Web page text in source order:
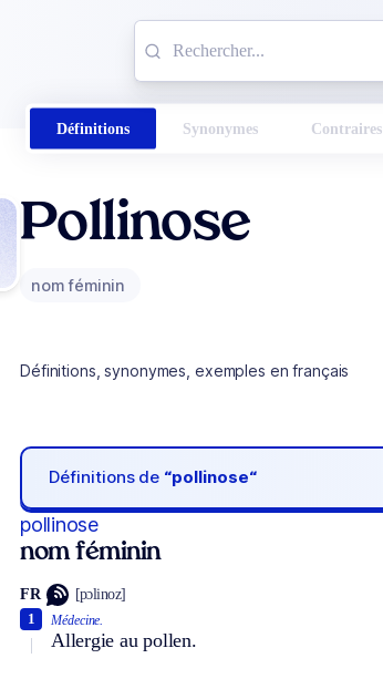
Définitions Synonymes Contraires
Pollinose
nom féminin
Définitions, synonymes, exemples en français
Définitions de “pollinose“
pollinose
nom féminin
FR [pɔlinoz]
Médecine.
Allergie au pollen.
1